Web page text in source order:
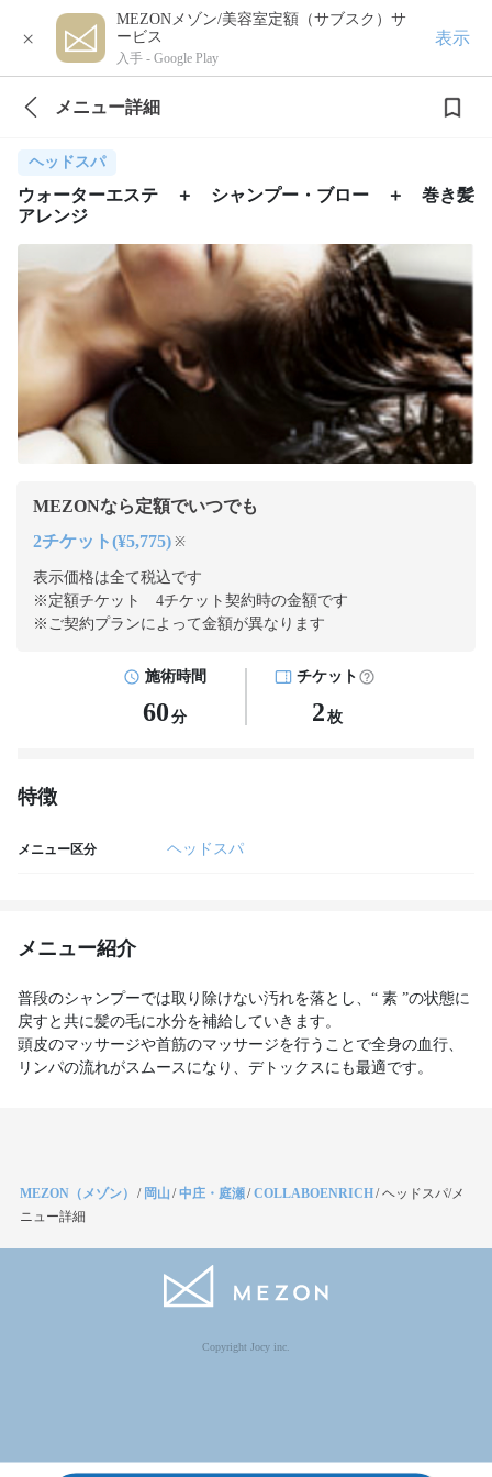
×
MEZONメゾン/美容室定額（サブスク）サ
ービス
入手 - Google Play
表示
メニュー詳細
ヘッドスパ
ウォーターエステ ＋ シャンプー・ブロー ＋ 巻き髪
アレンジ
MEZONなら定額でいつでも
2チケット(¥5,775) ※
表示価格は全て税込です
※定額チケット 4チケット契約時の金額です
※ご契約プランによって金額が異なります
施術時間
60 分
チケット
2 枚
特徴
メニュー区分 ヘッドスパ
メニュー紹介
普段のシャンプーでは取り除けない汚れを落とし、“ 素 ”の状態に
戻すと共に髪の毛に水分を補給していきます。
頭皮のマッサージや首筋のマッサージを行うことで全身の血行、
リンパの流れがスムースになり、デトックスにも最適です。
MEZON（メゾン） / 岡山 /中庄・庭瀬 /COLLABOENRICH/ヘッドスパ/メ
ニュー詳細
Copyright Jocy inc.